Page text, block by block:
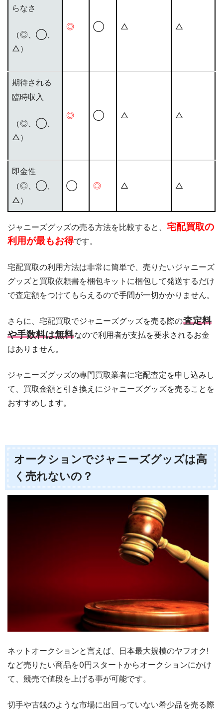
らなさ
（◎、◯、
△）
◎ ◯ △ △
期待される
臨時収入
（◎、◯、
△）
◎ ◯ △ △
即金性
（◎、◯、
△）
◯ ◎ △ △
ジャニーズグッズの売る方法を比較すると、 宅配買取の
利用が最もお得です。
宅配買取の利用方法は非常に簡単で、売りたいジャニーズ
グッズと買取依頼書を梱包キットに梱包して発送するだけ
で査定額をつけてもらえるので手間が一切かかりません。
さらに、宅配買取でジャニーズグッズを売る際の査定料
や手数料は無料なので利用者が支払を要求されるお金
はありません。
ジャニーズグッズの專門買取業者に宅配査定を申し込みし
て、買取金額と引き換えにジャニーズグッズを売ることを
おすすめします。
オークションでジャニーズグッズは高
く売れないの？
ネットオークションと言えば、日本最大規模のヤフオク!
など売りたい商品を0円スタートからオークションにかけ
て、競売で値段を上げる事が可能です。
切手や古銭のような市場に出回っていない希少品を売る際